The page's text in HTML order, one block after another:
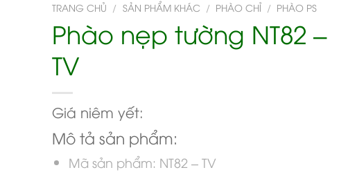
TRANG CHỦ / SẢN PHẨM KHÁC / PHÀO CHỈ / PHÀO PS
Phào nẹp tường NT82 –
TV
Giá niêm yết:
Mô tả sản phẩm:
Mã sản phẩm: NT82 – TV